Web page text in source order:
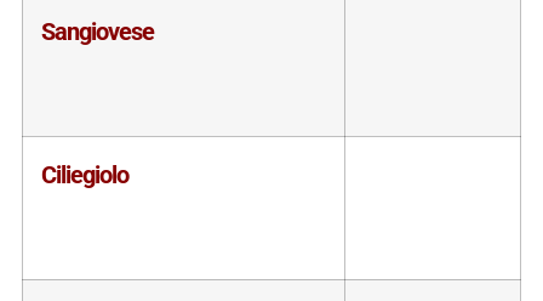
Sangiovese
Ciliegiolo